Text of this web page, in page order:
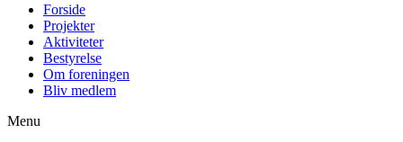
Forside
Projekter
Aktiviteter
Bestyrelse
Om foreningen
Bliv medlem
Menu